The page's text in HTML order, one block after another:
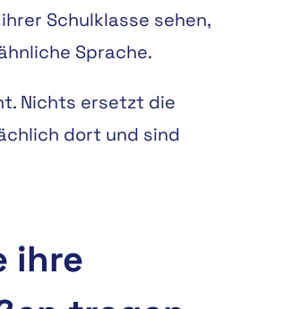
Schulklasse sehen,
Sprache.
Nichts ersetzt die
dort und sind
ihre